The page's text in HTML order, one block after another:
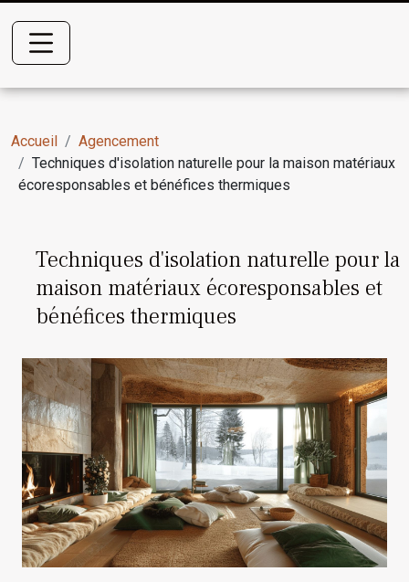
Accueil
Agencement
Techniques d'isolation naturelle pour la maison matériaux
écoresponsables et bénéfices thermiques
Techniques d'isolation naturelle pour la
maison matériaux écoresponsables et
bénéfices thermiques